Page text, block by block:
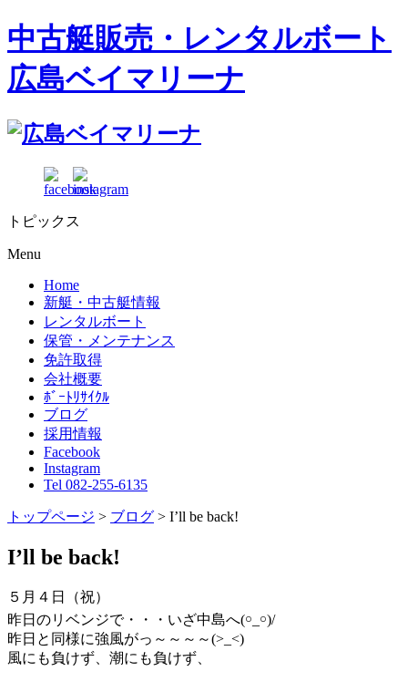
中古艇販売・レンタルボート
広島ベイマリーナ
トピックス
Menu
Home
新艇・中古艇情報
レンタルボート
保管・メンテナンス
免許取得
会社概要
ﾎﾞｰﾄﾘｻｲｸﾙ
ブログ
採用情報
Facebook
Instagram
Tel 082-255-6135
トップページ > ブログ > I’ll be back!
I’ll be back!
５月４日（祝）
昨日のリベンジで・・・いざ中島へ(￮_￮)/
昨日と同様に強風がっ～～～～(>_<)
風にも負けず、潮にも負けず、